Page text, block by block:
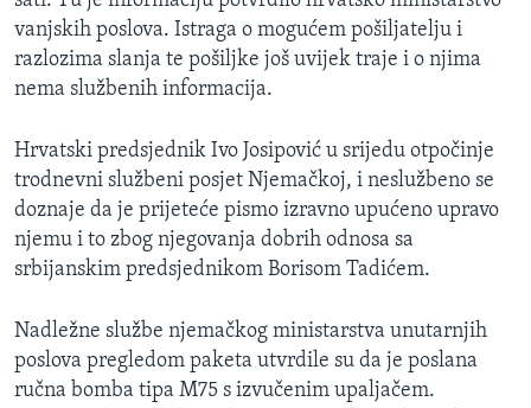
vanjskih poslova. Istraga o mogućem pošiljatelju i
razlozima slanja te pošiljke još uvijek traje i o njima
nema službenih informacija.
Hrvatski predsjednik Ivo Josipović u srijedu otpočinje
trodnevni službeni posjet Njemačkoj, i neslužbeno se
doznaje da je prijeteće pismo izravno upućeno upravo
njemu i to zbog njegovanja dobrih odnosa sa
srbijanskim predsjednikom Borisom Tadićem.
Nadležne službe njemačkog ministarstva unutarnjih
poslova pregledom paketa utvrdile su da je poslana
ručna bomba tipa M75 s izvučenim upaljačem.